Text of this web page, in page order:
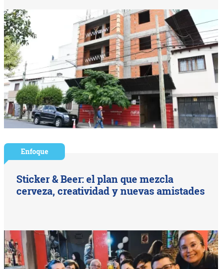
Enfoque
Sticker & Beer: el plan que mezcla
cerveza, creatividad y nuevas amistades